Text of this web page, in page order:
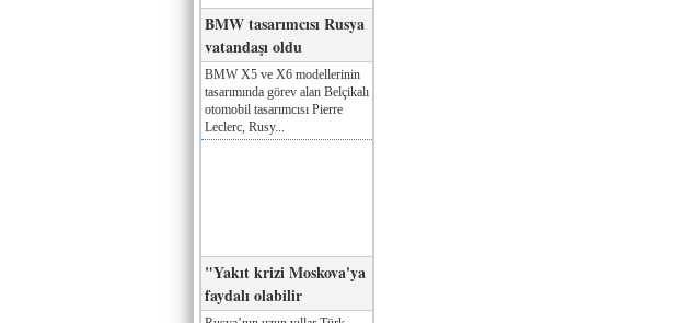
BMW tasarımcısı Rusya
vatandaşı oldu
BMW X5 ve X6 modellerinin
tasarımında görev alan Belçikalı
otomobil tasarımcısı Pierre
Leclerc, Rusy...
"Yakıt krizi Moskova'ya
faydalı olabilir